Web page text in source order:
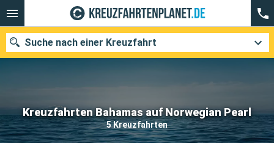
Kreuzfahrten Bahamas auf Norwegian Pearl
5 Kreuzfahrten
Suche nach einer Kreuzfahrt
Unsere Ziele
Abfahrtsmonat